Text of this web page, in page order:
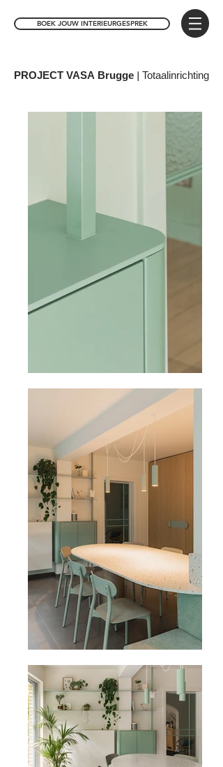
BOEK JOUW INTERIEURGESPREK
PROJECT VASA Brugge | Totaalinrichting